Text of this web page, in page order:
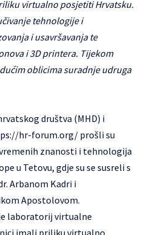
virtualno posjetiti Hrvatsku.
tehnologije i
i usavršavanja te
i 3D printera. Tijekom
oblicima suradnje udruga
društva (MHD) i
hr-forum.org/ prošli su
znanosti i tehnologija
u Tetovu, gdje su se susreli s
Arbanom Kadri i
Apostolovom.
laboratorij virtualne